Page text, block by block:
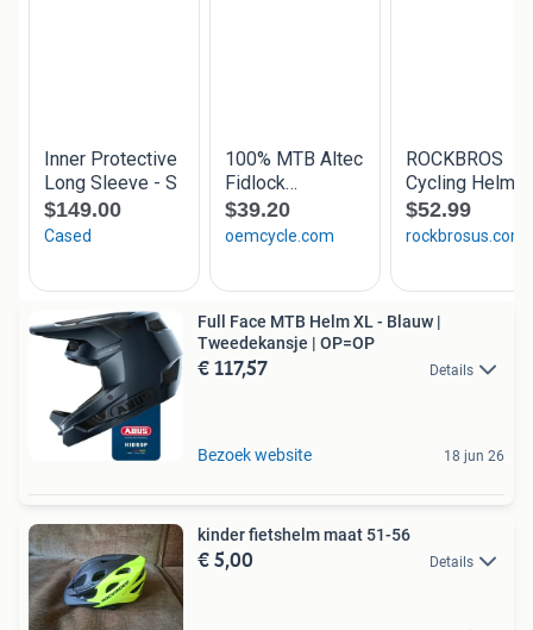
Full Face MTB Helm XL - Blauw |
Tweedekansje | OP=OP
€ 117,57 Details
Bezoek website 18 jun 26
kinder fietshelm maat 51-56
€ 5,00 Details